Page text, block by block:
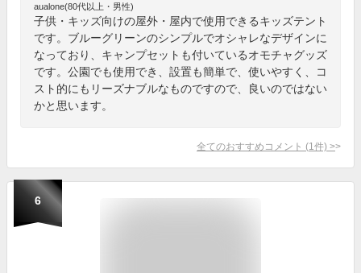
aualone(80代以上・男性)
子供・キッズ向けの屋外・屋内で使用できるキッズテント
です。ブルーグリーンのシンプルでオシャレなデザインに
なっており、キャンプセットも付いているオモチャグッズ
です。公園でも使用でき、設置も簡単で、使いやすく、コ
スト的にもリーズナブルなものですので、良いのではない
かと思います。
全てのおすすめコメント (1 件) >
6